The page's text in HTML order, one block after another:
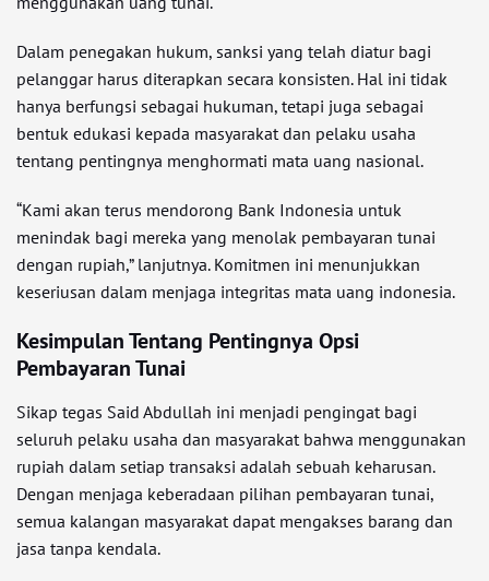
Dalam penegakan hukum, sanksi yang telah diatur bagi
pelanggar harus diterapkan secara konsisten. Hal ini tidak
hanya berfungsi sebagai hukuman, tetapi juga sebagai
bentuk edukasi kepada masyarakat dan pelaku usaha
tentang pentingnya menghormati mata uang nasional.
“Kami akan terus mendorong Bank Indonesia untuk
menindak bagi mereka yang menolak pembayaran tunai
dengan rupiah,” lanjutnya. Komitmen ini menunjukkan
keseriusan dalam menjaga integritas mata uang indonesia.
Kesimpulan Tentang Pentingnya Opsi
Pembayaran Tunai
Sikap tegas Said Abdullah ini menjadi pengingat bagi
seluruh pelaku usaha dan masyarakat bahwa menggunakan
rupiah dalam setiap transaksi adalah sebuah keharusan.
Dengan menjaga keberadaan pilihan pembayaran tunai,
semua kalangan masyarakat dapat mengakses barang dan
jasa tanpa kendala.